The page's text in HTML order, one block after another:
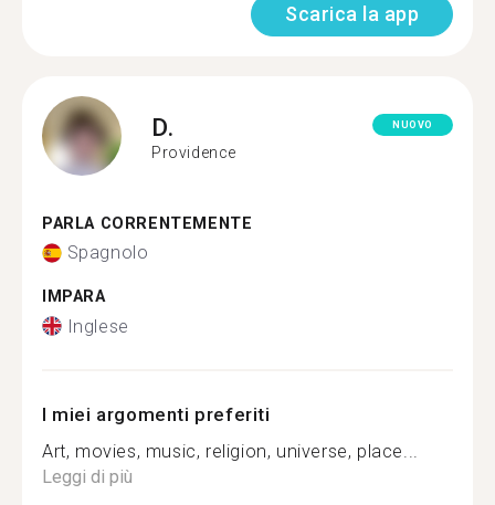
Scarica la app
D.
Providence
NUOVO
PARLA CORRENTEMENTE
Spagnolo
IMPARA
Inglese
I miei argomenti preferiti
Art, movies, music, religion, universe, place...
Leggi di più